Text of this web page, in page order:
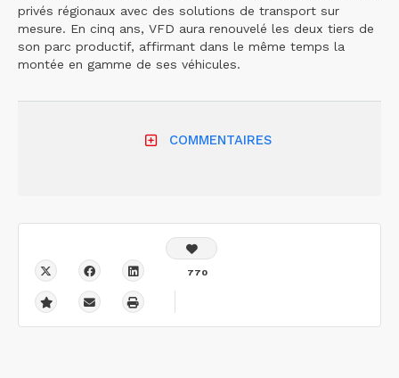
privés régionaux avec des solutions de transport sur
mesure. En cinq ans, VFD aura renouvelé les deux tiers de
son parc productif, affirmant dans le même temps la
montée en gamme de ses véhicules.
COMMENTAIRES
770